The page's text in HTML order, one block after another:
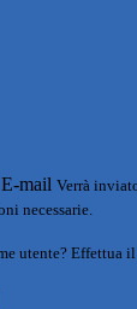
E-mail Verrà
necessarie.
utente? Effettua